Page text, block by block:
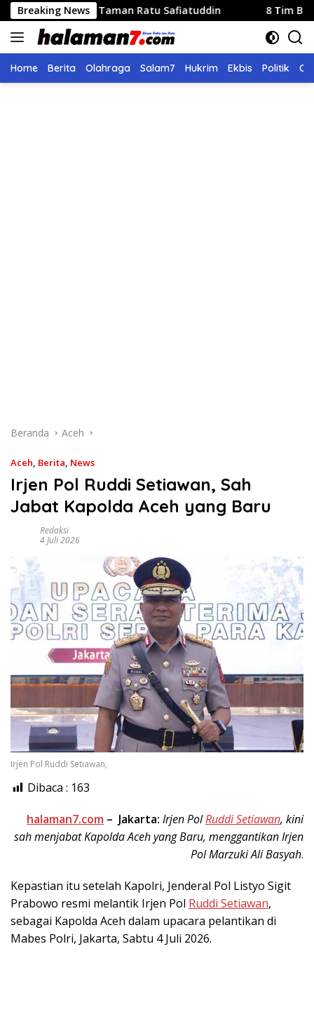
Langsung
ke
konten
Breaking News
Taman Ratu Safiatuddin 8 Tim Berlaga di
Home Berita Olahraga Salam7 Hukrim Ekbis Politik
Beranda Aceh
Aceh, Berita, News
Irjen Pol Ruddi Setiawan, Sah
Jabat Kapolda Aceh yang Baru
Redaksi
4 Juli 2026
Irjen Pol Ruddi Setiawan,
Dibaca : 163
halaman7.com – Jakarta: Irjen PolRuddi Setiawan, kini
sah menjabat Kapolda Aceh yang Baru, menggantikan Irjen
Pol Marzuki Ali Basyah.
Kepastian itu setelah Kapolri, Jenderal Pol Listyo Sigit
Prabowo resmi melantik Irjen Pol Ruddi Setiawan,
sebagai Kapolda Aceh dalam upacara pelantikan di
Mabes Polri, Jakarta, Sabtu 4 Juli 2026.